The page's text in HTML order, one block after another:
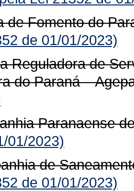
de Fomento do
de 01/01/2023)
Reguladora de
do Paraná –
Paranaense
01/2023)
de
de 01/01/2023)